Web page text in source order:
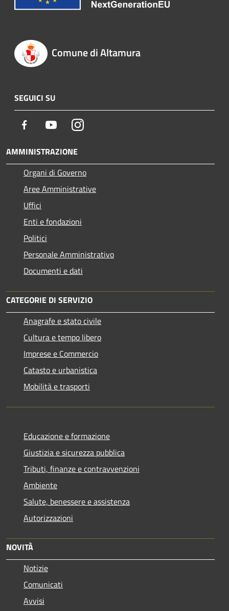
Comune di Altamura
SEGUICI SU
Facebook YoutubeInstagram
AMMINISTRAZIONE
Organi di Governo
Aree Amministrative
Uffici
Enti e fondazioni
Politici
Personale Amministrativo
Documenti e dati
CATEGORIE DI SERVIZIO
Anagrafe e stato civile
Cultura e tempo libero
Imprese e Commercio
Catasto e urbanistica
Mobilità e trasporti
Educazione e formazione
Giustizia e sicurezza pubblica
Tributi, finanze e contravvenzioni
Ambiente
Salute, benessere e assistenza
Autorizzazioni
NOVITÀ
Notizie
Comunicati
Avvisi